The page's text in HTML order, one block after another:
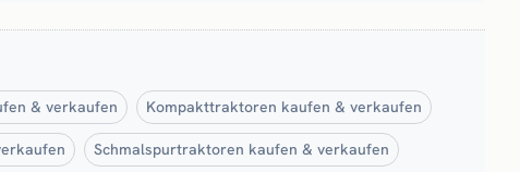
& verkaufen Kompakttraktoren kaufen & verkaufen
Schmalspurtraktoren kaufen & verkaufen